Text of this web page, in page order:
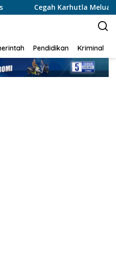
Meluas, Wakapolda Riau
Pendidikan Kriminal